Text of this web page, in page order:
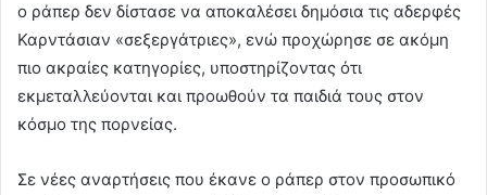
ο ράπερ δεν δίστασε να αποκαλέσει δημόσια τις αδερφές
Καρντάσιαν «σεξεργάτριες», ενώ προχώρησε σε ακόμη
πιο ακραίες κατηγορίες, υποστηρίζοντας ότι
εκμεταλλεύονται και προωθούν τα παιδιά τους στον
κόσμο της πορνείας.
Σε νέες αναρτήσεις που έκανε ο ράπερ στον προσωπικό